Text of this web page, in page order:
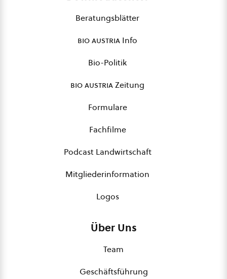
Beratungsblätter
bio austria Info
Bio-Politik
bio austriaZeitung
Formulare
Fachfilme
Podcast Landwirtschaft
Mitgliederinformation
Logos
Über Uns
Team
Geschäftsführung